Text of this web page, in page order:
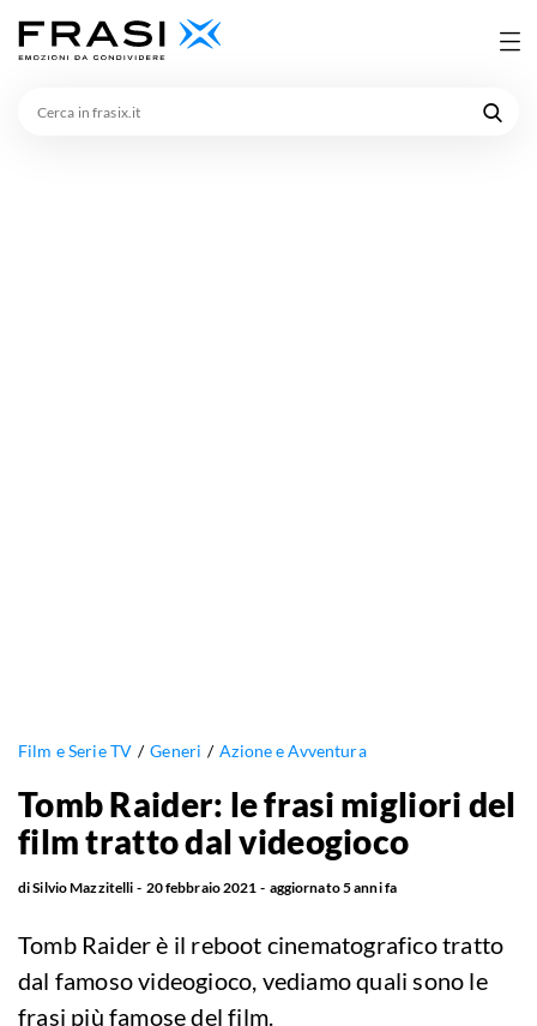
Film e Serie TV Generi Azione e Avventura
Tomb Raider: le frasi migliori del
film tratto dal videogioco
diSilvio Mazzitelli 20 febbraio 2021 aggiornato5 anni fa
Tomb Raider è il reboot cinematografico tratto
dal famoso videogioco, vediamo quali sono le
frasi più famose del film.